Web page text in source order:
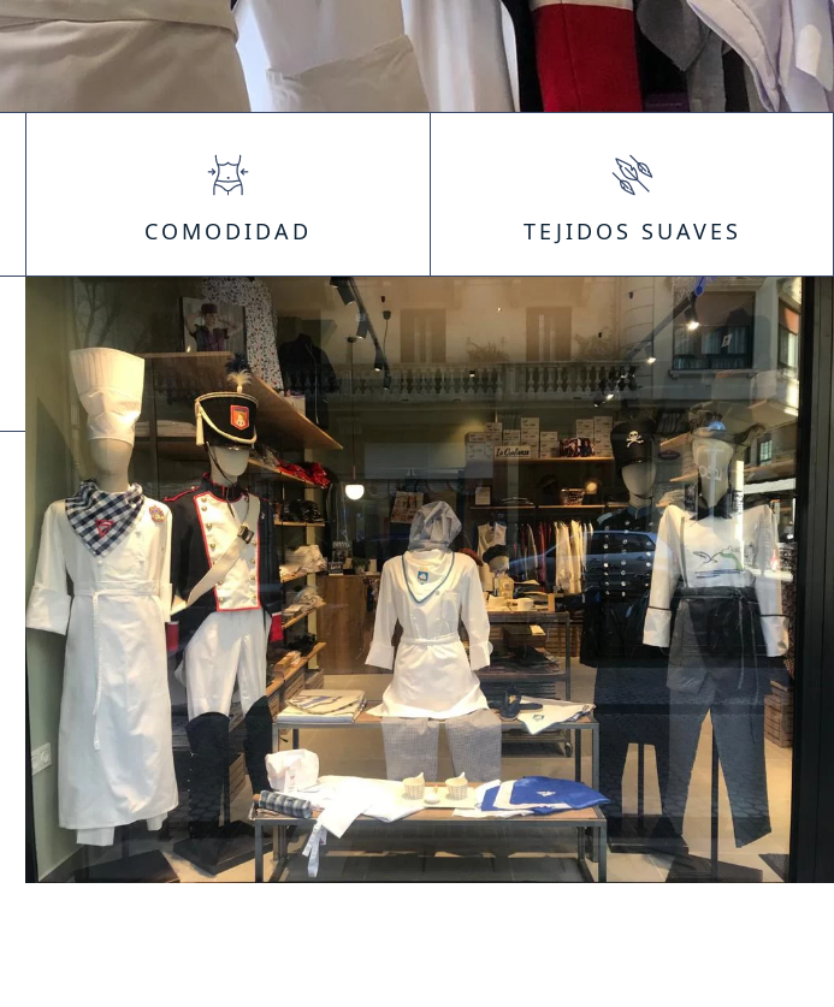
COMODIDAD TEJIDOS SUAVES